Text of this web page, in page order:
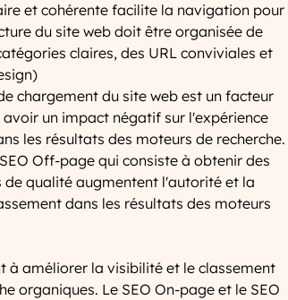
et cohérente facilite la navigation pour
du site web doit être organisée de
claires, des URL conviviales et
chargement du site web est un facteur
un impact négatif sur l'expérience
les résultats des moteurs de recherche.
Off-page qui consiste à obtenir des
de qualité augmentent l'autorité et la
dans les résultats des moteurs
à améliorer la visibilité et le classement
organiques. Le SEO On-page et le SEO